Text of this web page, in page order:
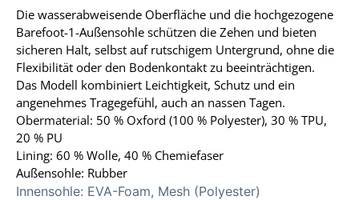
Die wasserabweisende Oberfläche und die hochgezogene
Barefoot-1-Außensohle schützen die Zehen und bieten
sicheren Halt, selbst auf rutschigem Untergrund, ohne die
Flexibilität oder den Bodenkontakt zu beeinträchtigen.
Das Modell kombiniert Leichtigkeit, Schutz und ein
angenehmes Tragegefühl, auch an nassen Tagen.
Obermaterial: 50 % Oxford (100 % Polyester), 30 % TPU,
20 % PU
Lining: 60 % Wolle, 40 % Chemiefaser
Außensohle: Rubber
Innensohle: EVA-Foam, Mesh (Polyester)